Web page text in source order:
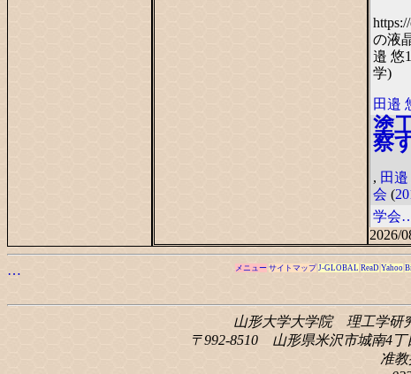
の液
邉 悠
学)
田邉
塗
察
, 田邉
会 (
学会
2026/
… メニュー サイトマップ J-GLOBAL ReaD Yahoo
山形大学大学院 理工学研
〒992-8510 山形県米沢市城南4丁
准